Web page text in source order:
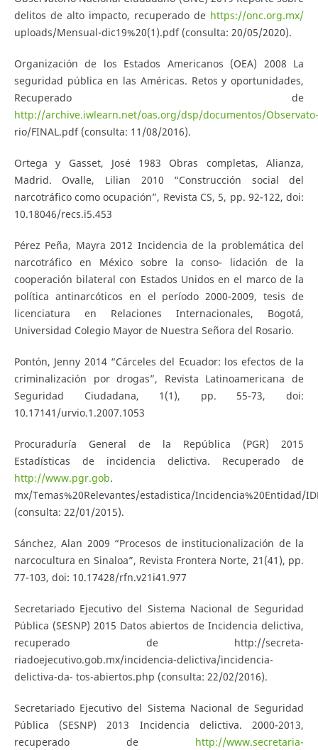
delitos de alto impacto, recuperado de https://onc.org.mx/
uploads/Mensual-dic19%20(1).pdf (consulta: 20/05/2020).
Organización de los Estados Americanos (OEA) 2008 La
seguridad pública en las Américas. Retos y oportunidades,
Recuperado de
http://archive.iwlearn.net/oas.org/dsp/documentos/Observato-
rio/FINAL.pdf (consulta: 11/08/2016).
Ortega y Gasset, José 1983 Obras completas, Alianza,
Madrid. Ovalle, Lilian 2010 “Construcción social del
narcotráfico como ocupación”, Revista CS, 5, pp. 92-122, doi:
10.18046/recs.i5.453
Pérez Peña, Mayra 2012 Incidencia de la problemática del
narcotráfico en México sobre la conso- lidación de la
cooperación bilateral con Estados Unidos en el marco de la
política antinarcóticos en el período 2000-2009, tesis de
licenciatura en Relaciones Internacionales, Bogotá,
Universidad Colegio Mayor de Nuestra Señora del Rosario.
Pontón, Jenny 2014 “Cárceles del Ecuador: los efectos de la
criminalización por drogas”, Revista Latinoamericana de
Seguridad Ciudadana, 1(1), pp. 55-73, doi:
10.17141/urvio.1.2007.1053
Procuraduría General de la República (PGR) 2015
Estadísticas de incidencia delictiva. Recuperado de
http://www.pgr.gob.
mx/Temas%20Relevantes/estadistica/Incidencia%20Entidad/
(consulta: 22/01/2015).
Sánchez, Alan 2009 “Procesos de institucionalización de la
narcocultura en Sinaloa”, Revista Frontera Norte, 21(41), pp.
77-103, doi: 10.17428/rfn.v21i41.977
Secretariado Ejecutivo del Sistema Nacional de Seguridad
Pública (SESNP) 2015 Datos abiertos de Incidencia delictiva,
recuperado de http://secreta-
riadoejecutivo.gob.mx/incidencia-delictiva/incidencia-
delictiva-da- tos-abiertos.php (consulta: 22/02/2016).
Secretariado Ejecutivo del Sistema Nacional de Seguridad
Pública (SESNP) 2013 Incidencia delictiva. 2000-2013,
recuperado de http://www.secretaria-